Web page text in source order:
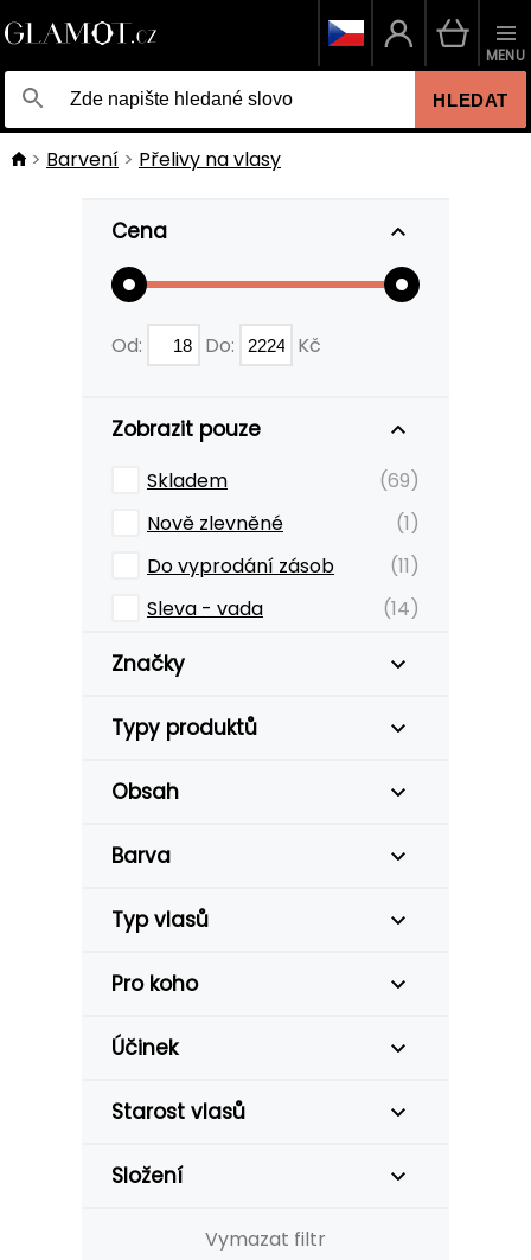
HLEDAT
MENU
Barvení Přelivy na vlasy
Cena
Od: Do: Kč
Zobrazit pouze
Skladem
(69)
Nově zlevněné
(1)
Do vyprodání zásob
(11)
Sleva - vada
(14)
Značky
Typy produktů
Obsah
Barva
Typ vlasů
Pro koho
Účinek
Starost vlasů
Složení
Vymazat filtr